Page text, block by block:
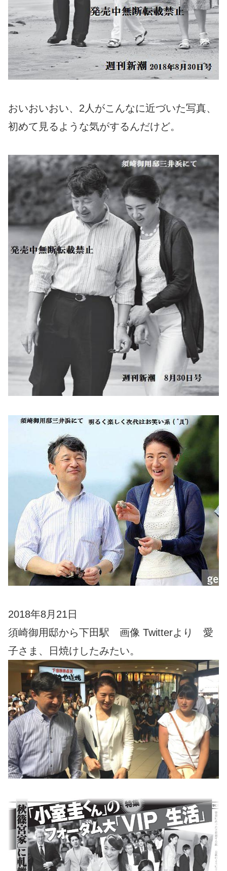
おいおいおい、2人がこんなに近づいた写真、
初めて見るような気がするんだけど。
2018年8月21日
須崎御用邸から下田駅 画像 Twitterより 愛
子さま、日焼けしたみたい。